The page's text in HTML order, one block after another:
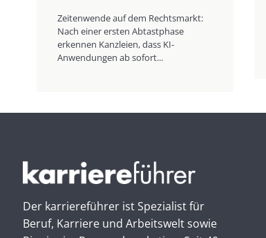
Zeitenwende auf dem Rechtsmarkt:
Nach einer ersten Abtastphase
erkennen Kanzleien, dass KI-
Anwendungen ab sofort...
Der karriereführer ist Spezialist für
Beruf, Karriere und Arbeitswelt sowie